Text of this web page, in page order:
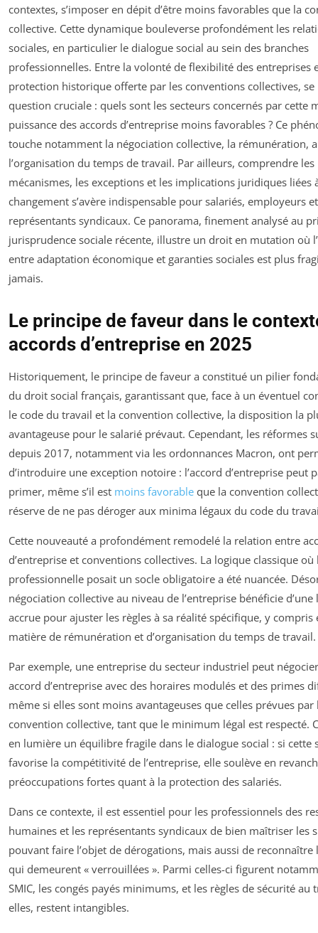
contextes, s’imposer en dépit d’être moins favorables que la
collective. Cette dynamique bouleverse profondément les
sociales, en particulier le dialogue social au sein des branches
professionnelles. Entre la volonté de flexibilité des entreprises
protection historique offerte par les conventions collectives, se
question cruciale : quels sont les secteurs concernés par cette
puissance des accords d’entreprise moins favorables ? Ce
touche notamment la négociation collective, la rémunération,
l’organisation du temps de travail. Par ailleurs, comprendre les
mécanismes, les exceptions et les implications juridiques liées
changement s’avère indispensable pour salariés, employeurs et
représentants syndicaux. Ce panorama, finement analysé au
jurisprudence sociale récente, illustre un droit en mutation où
entre adaptation économique et garanties sociales est plus
jamais.
Le principe de faveur dans le
accords d’entreprise en 2025
Historiquement, le principe de faveur a constitué un pilier
du droit social français, garantissant que, face à un éventuel
le code du travail et la convention collective, la disposition la
avantageuse pour le salarié prévaut. Cependant, les réformes
depuis 2017, notamment via les ordonnances Macron, ont
d’introduire une exception notoire : l’accord d’entreprise peut
primer, même s’il est moins favorable que la convention
réserve de ne pas déroger aux minima légaux du code du
Cette nouveauté a profondément remodelé la relation entre
d’entreprise et conventions collectives. La logique classique où
professionnelle posait un socle obligatoire a été nuancée.
négociation collective au niveau de l’entreprise bénéficie
accrue pour ajuster les règles à sa réalité spécifique, y compris
matière de rémunération et d’organisation du temps de travail.
Par exemple, une entreprise du secteur industriel peut
accord d’entreprise avec des horaires modulés et des primes
même si elles sont moins avantageuses que celles prévues par
convention collective, tant que le minimum légal est respecté.
en lumière un équilibre fragile dans le dialogue social : si cette
favorise la compétitivité de l’entreprise, elle soulève en
préoccupations fortes quant à la protection des salariés.
Dans ce contexte, il est essentiel pour les professionnels des
humaines et les représentants syndicaux de bien maîtriser les
pouvant faire l’objet de dérogations, mais aussi de reconnaître
qui demeurent « verrouillées ». Parmi celles-ci figurent
SMIC, les congés payés minimums, et les règles de sécurité au
elles, restent intangibles.